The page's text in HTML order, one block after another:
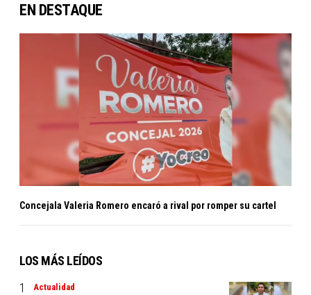
EN DESTAQUE
Concejala Valeria Romero encaró a rival por romper su cartel
LOS MÁS LEÍDOS
Actualidad